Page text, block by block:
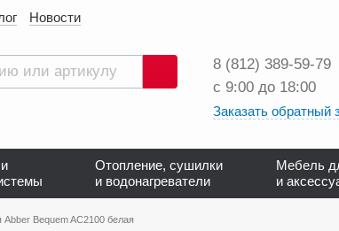
Новости
Поиск
8 (812) 389‑59‑79
с 9:00 до 18:00
Заказать обратный
Отопление, сушилки
и водонагреватели
Мебель
и
Abber Bequem AC2100 белая